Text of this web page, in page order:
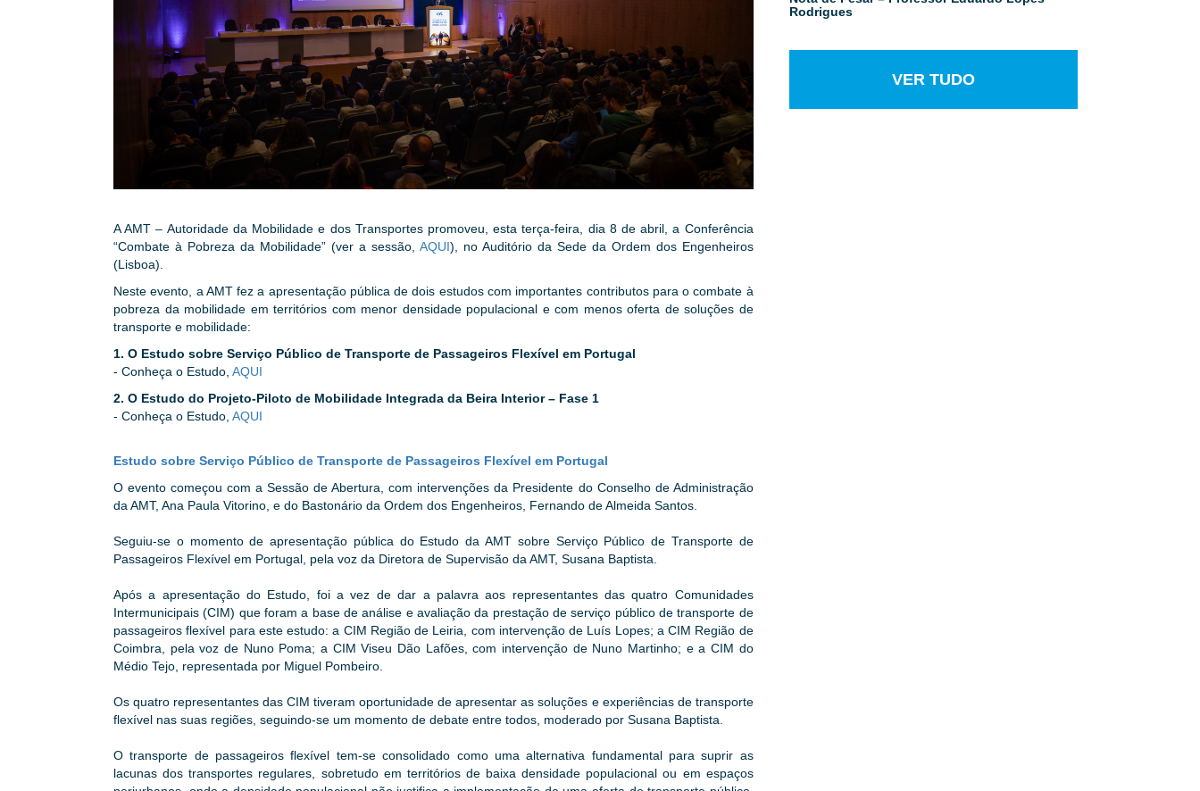
A AMT – Autoridade da Mobilidade e dos Transportes promoveu, esta terça-feira, dia 8 de abril, a Conferência
“Combate à Pobreza da Mobilidade” (ver a sessão, AQUI), no Auditório da Sede da Ordem dos Engenheiros
(Lisboa).
Neste evento, a AMT fez a apresentação pública de dois estudos com importantes contributos para o combate à
pobreza da mobilidade em territórios com menor densidade populacional e com menos oferta de soluções de
transporte e mobilidade:
1. O Estudo sobre Serviço Público de Transporte de Passageiros Flexível em Portugal
- Conheça o Estudo, AQUI
2. O Estudo do Projeto-Piloto de Mobilidade Integrada da Beira Interior – Fase 1
- Conheça o Estudo, AQUI
Estudo sobre Serviço Público de Transporte de Passageiros Flexível em Portugal
O evento começou com a Sessão de Abertura, com intervenções da Presidente do Conselho de Administração
da AMT, Ana Paula Vitorino, e do Bastonário da Ordem dos Engenheiros, Fernando de Almeida Santos.
Seguiu-se o momento de apresentação pública do Estudo da AMT sobre Serviço Público de Transporte de
Passageiros Flexível em Portugal, pela voz da Diretora de Supervisão da AMT, Susana Baptista.
Após a apresentação do Estudo, foi a vez de dar a palavra aos representantes das quatro Comunidades
Intermunicipais (CIM) que foram a base de análise e avaliação da prestação de serviço público de transporte de
passageiros flexível para este estudo: a CIM Região de Leiria, com intervenção de Luís Lopes; a CIM Região de
Coimbra, pela voz de Nuno Poma; a CIM Viseu Dão Lafões, com intervenção de Nuno Martinho; e a CIM do
Médio Tejo, representada por Miguel Pombeiro.
Os quatro representantes das CIM tiveram oportunidade de apresentar as soluções e experiências de transporte
flexível nas suas regiões, seguindo-se um momento de debate entre todos, moderado por Susana Baptista.
O transporte de passageiros flexível tem-se consolidado como uma alternativa fundamental para suprir as
lacunas dos transportes regulares, sobretudo em territórios de baixa densidade populacional ou em espaços
Rodrigues
VER TUDO